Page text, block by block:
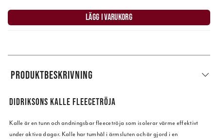
LÄGG I VARUKORG
PRODUKTBESKRIVNING
DIDRIKSONS KALLE FLEECETRÖJA
Kalle är en tunn och andningsbar fleecetröja som isolerar värme effektivt
under aktiva dagar. Kalle har tumhål i ärmsluten och är gjord i en